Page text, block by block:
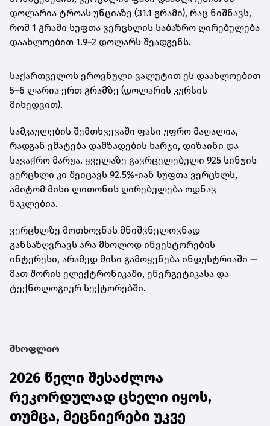
დოლარია ტროას უნციაზე (31.1 გრამი), რაც ნიშნავს,
რომ 1 გრამი სუფთა ვერცხლის საბაზრო ღირებულება
დაახლოებით 1.9–2 დოლარს შეადგენს.
საქართველოს ეროვნული ვალუტით ეს დაახლოებით
5–6 ლარია ერთ გრამზე (დოლარის კურსის
მიხედვით).
სამკაულების შემთხვევაში ფასი უფრო მაღალია,
რადგან ემატება დამზადების ხარჯი, დიზაინი და
სავაჭრო მარჟა. ყველაზე გავრცელებული 925 სინჯის
ვერცხლი კი შეიცავს 92.5%-იან სუფთა ვერცხლს,
ამიტომ მისი ლითონის ღირებულება ოდნავ
ნაკლებია.
ვერცხლზე მოთხოვნას მნიშვნელოვნად
განსაზღვრავს არა მხოლოდ ინვესტორების
ინტერესი, არამედ მისი გამოყენება ინდუსტრიაში —
მათ შორის ელექტრონიკაში, ენერგეტიკასა და
ტექნოლოგიურ სექტორებში.
მსოფლიო
2026 წელი შესაძლოა
რეკორდულად ცხელი იყოს,
თუმცა, მეცნიერები უკვე